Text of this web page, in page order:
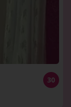
30